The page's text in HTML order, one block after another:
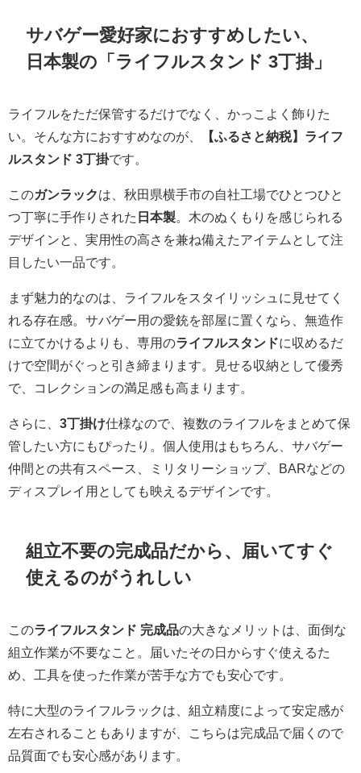
サバゲー愛好家におすすめしたい、
日本製の「ライフルスタンド 3丁掛」
ライフルをただ保管するだけでなく、かっこよく飾りた
い。そんな方におすすめなのが、
【ふるさと納税】ライフ
ルスタンド 3丁掛です。
このガンラックは、秋田県横手市の自社工場でひとつひと
つ丁寧に手作りされた 日本製 。木のぬくもりを感じられる
デザインと、実用性の高さを兼ね備えたアイテムとして注
目したい一品です。
まず魅力的なのは、ライフルをスタイリッシュに見せてく
れる存在感。サバゲー用の愛銃を部屋に置くなら、無造作
に立てかけるよりも、専用のライフルスタンドに収めるだ
けで空間がぐっと引き締まります。見せる収納として優秀
で、コレクションの満足感も高まります。
さらに、 3丁掛け仕様なので、複数のライフルをまとめて保
管したい方にもぴったり。個人使用はもちろん、サバゲー
仲間との共有スペース、ミリタリーショップ、BARなどの
ディスプレイ用としても映えるデザインです。
組立不要の完成品だから、届いてすぐ
使えるのがうれしい
このライフルスタンド 完成品の大きなメリットは、面倒な
組立作業が不要なこと。届いたその日からすぐ使えるた
め、工具を使った作業が苦手な方でも安心です。
特に大型のライフルラックは、組立精度によって安定感が
左右されることもありますが、こちらは完成品で届くので
品質面でも安心感があります。